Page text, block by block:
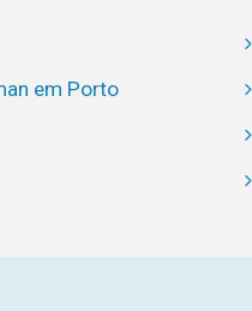
em Porto